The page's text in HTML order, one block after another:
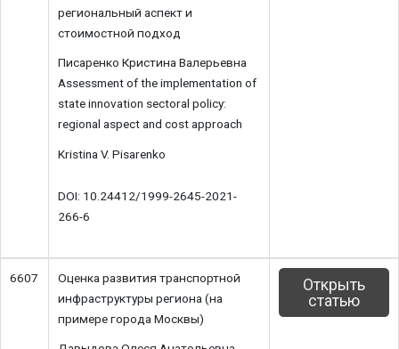
региональный аспект и
стоимостной подход
Писаренко Кристина Валерьевна
Assessment of the implementation of
state innovation sectoral policy:
regional aspect and cost approach
Kristina V. Pisarenko
DOI: 10.24412/1999-2645-2021-
266-6
6607
Оценка развития транспортной
инфраструктуры региона (на
примере города Москвы)
Открыть
статью